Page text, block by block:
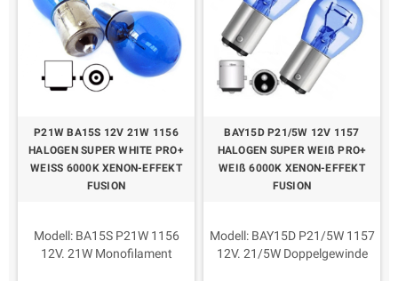
P21W BA15S 12V 21W 1156
HALOGEN SUPER WHITE PRO+
WEISS 6000K XENON-EFFEKT
FUSION
Modell: BA15S P21W 1156
12V. 21W Monofilament
BAY15D P21/5W 12V 1157
HALOGEN SUPER WEIß PRO+
WEIß 6000K XENON-EFFEKT
FUSION
Modell: BAY15D P21/5W 1157
12V. 21/5W Doppelgewinde